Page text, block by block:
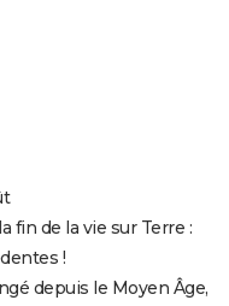
fin de la vie sur Terre :
!
depuis le Moyen Âge,